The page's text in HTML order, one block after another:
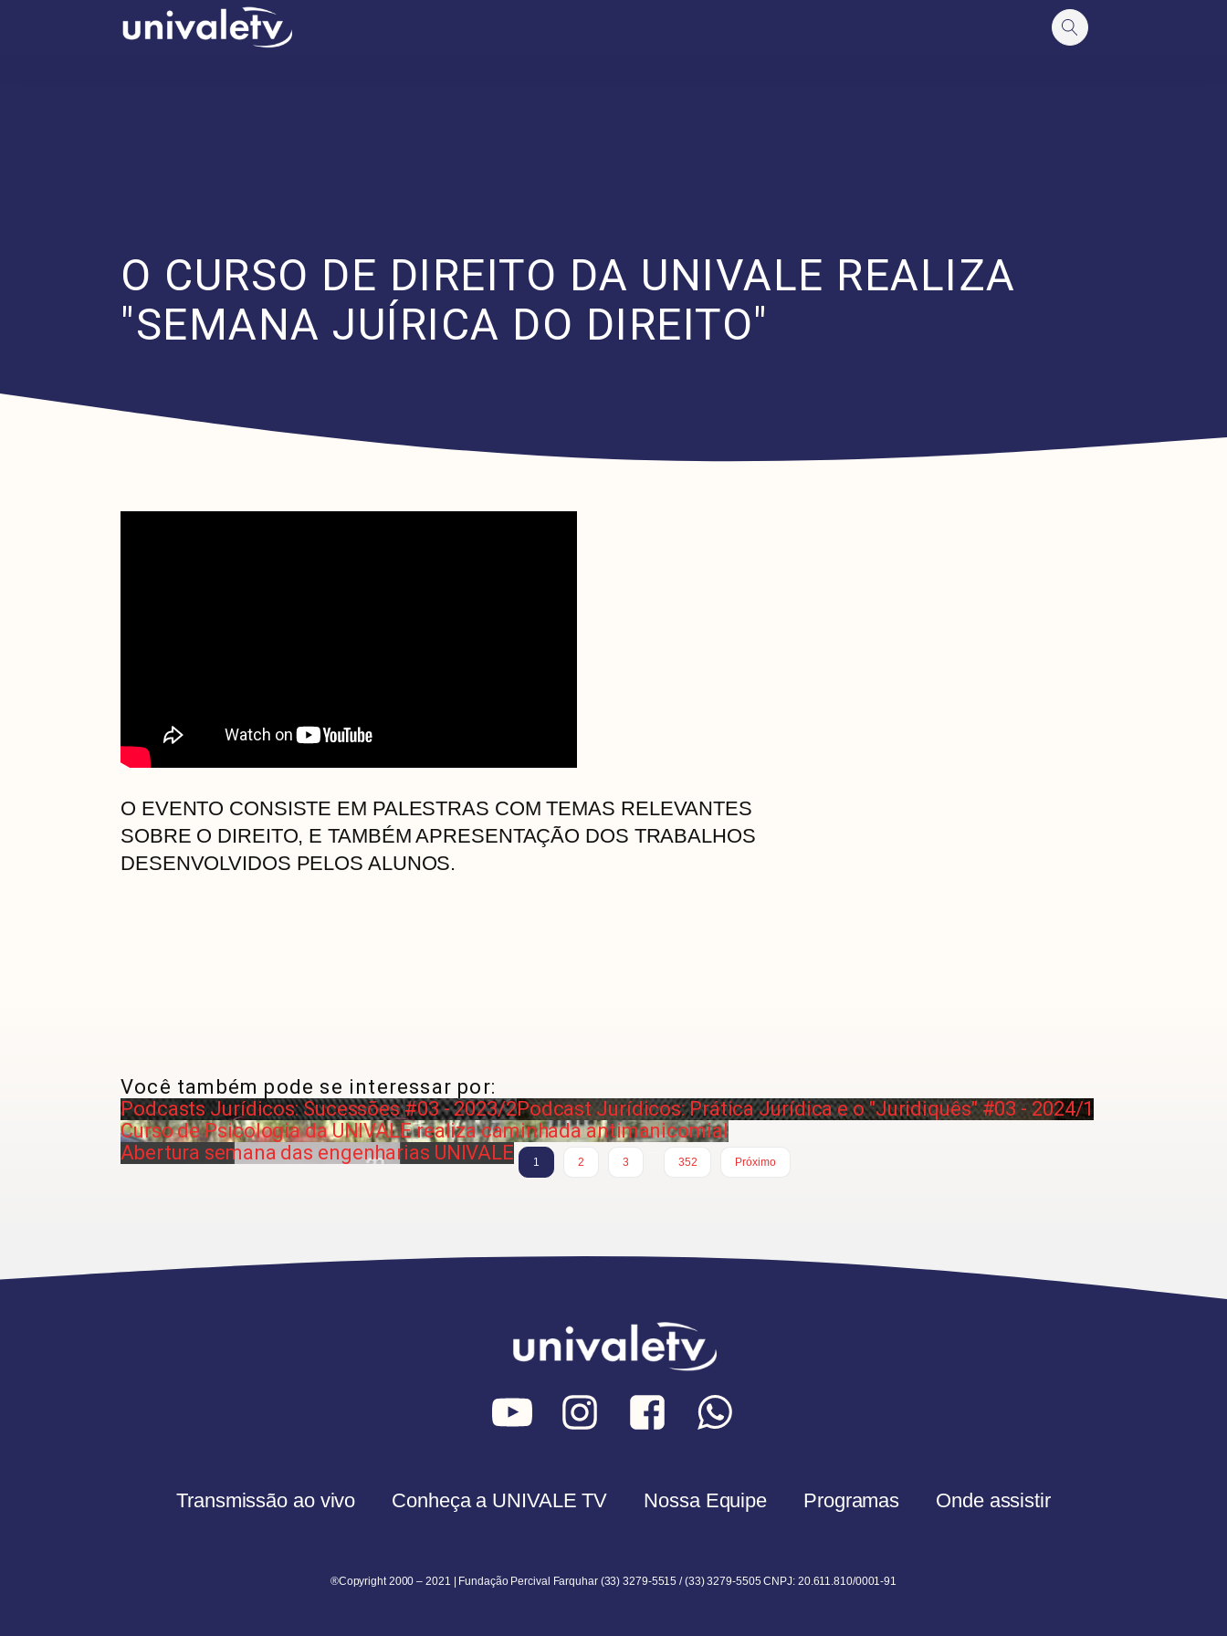
O CURSO DE DIREITO DA UNIVALE REALIZA
"SEMANA JUÍRICA DO DIREITO"
O EVENTO CONSISTE EM PALESTRAS COM TEMAS RELEVANTES
SOBRE O DIREITO, E TAMBÉM APRESENTAÇÃO DOS TRABALHOS
DESENVOLVIDOS PELOS ALUNOS.
Você também pode se interessar por:
Podcasts Jurídicos: Sucessões #03 - 2023/2Podcast Jurídicos: Prática Jurídica e o "Juridiquês" #03 - 2024/1
Curso de Psicologia da UNIVALE realiza caminhada antimanicomial
Abertura semana das engenharias UNIVALE
1 2 3
352
Próximo
Transmissão ao vivo Conheça a UNIVALE TV Nossa Equipe Programas Onde assistir
®Copyright 2000 – 2021 | Fundação Percival Farquhar (33) 3279-5515 / (33) 3279-5505 CNPJ: 20.611.810/0001-91